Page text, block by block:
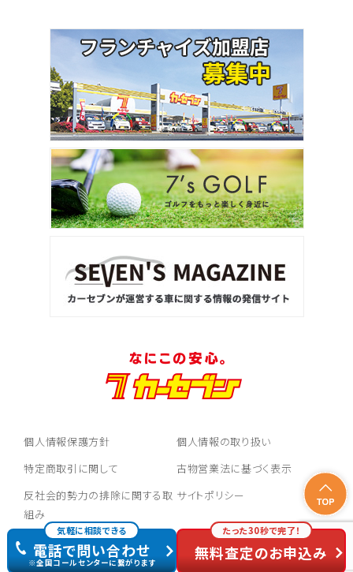
気軽に相談できる
電話で問い合わせ
※全国コールセンターに繋がります
たった30秒で完了！
無料査定のお申込み
個人情報保護方針
個人情報の取り扱い
特定商取引に関して
古物営業法に基づく表示
反社会的勢力の排除に関する取
組み
サイトポリシー
お問い合わせ